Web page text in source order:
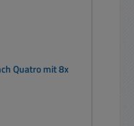
Quatro mit 8x